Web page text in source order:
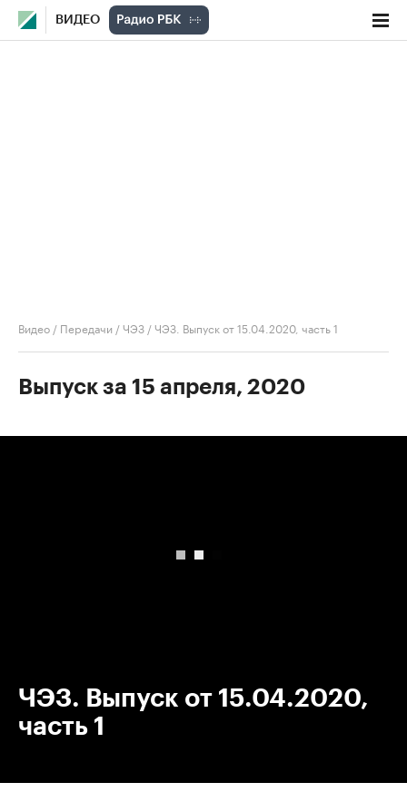
ВИДЕО
Видео / Передачи /ЧЭЗ /ЧЭЗ. Выпуск от 15.04.2020, часть 1
Выпуск за 15 апреля, 2020
ЧЭЗ. Выпуск от 15.04.2020,
часть 1